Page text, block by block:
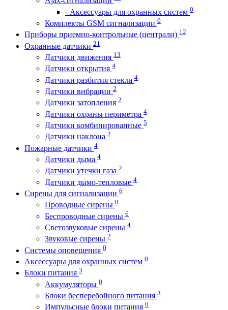
- Аксессуары для охранных систем 0
Комплекты GSM сигнализации 0
Приборы приемно-контрольные (централи) 12
Охранные датчики 21
Датчики движения 13
Датчики открытия 4
Датчики разбития стекла 4
Датчики вибрации 2
Датчики затопления 2
Датчики охраны периметра 4
Датчики комбинированные 5
Датчики наклона 2
Пожарные датчики 4
Датчики дыма 4
Датчики утечки газа 2
Датчики дымо-тепловые 4
Сирены для сигнализации 6
Проводные сирены 0
Беспроводные сирены 6
Светозвуковые сирены 4
Звуковые сирены 2
Системы оповещения 0
Аксессуары для охранных систем 0
Блоки питания 3
Аккумуляторы 0
Блоки бесперебойного питания 3
Импульсные блоки питания 0